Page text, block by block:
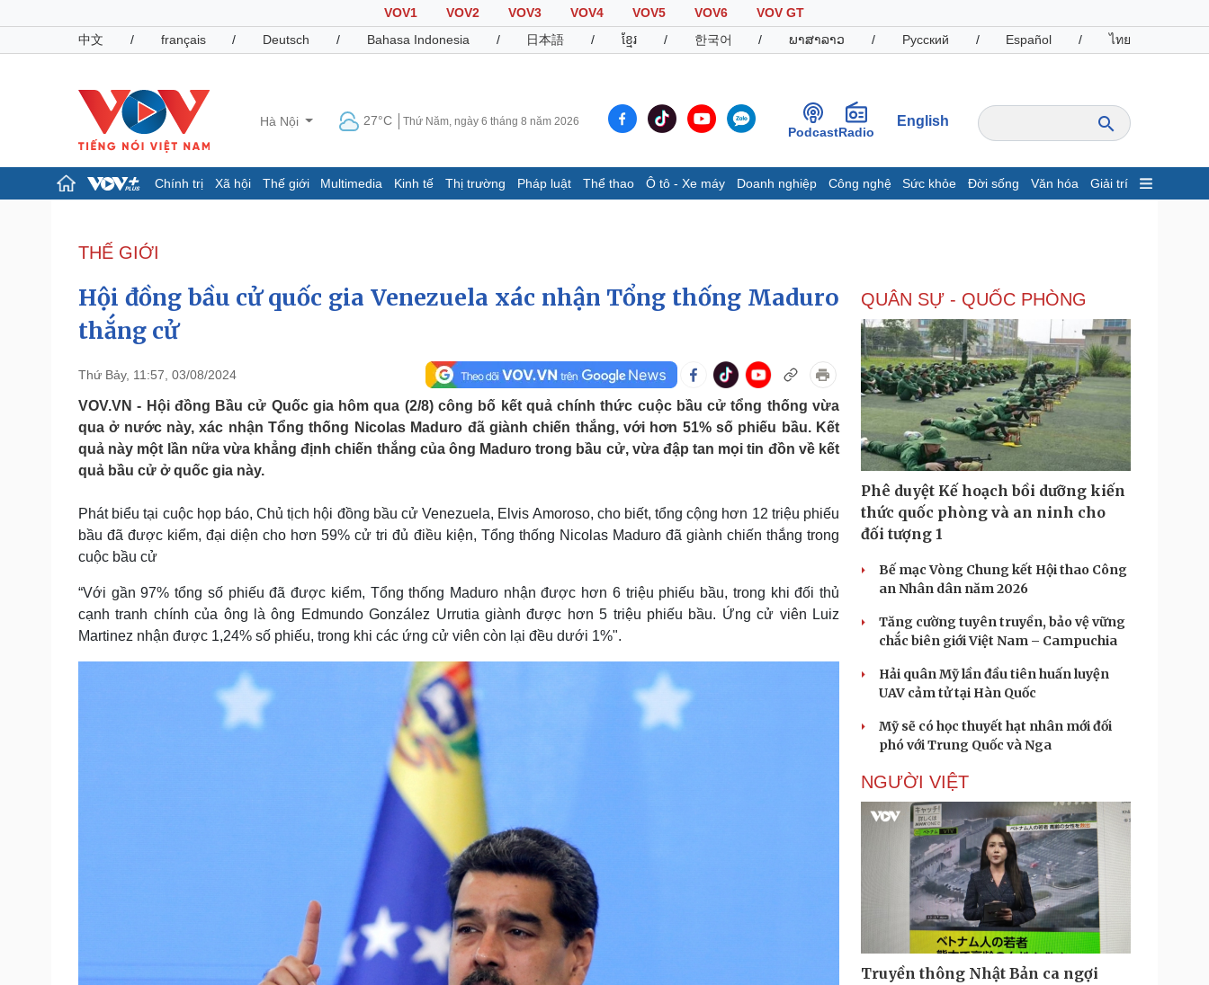
VOV1 VOV2 VOV3 VOV4 VOV5 VOV6
VOV GT
中文
/ français / Deutsch / Bahasa Indonesia / 日本語 / ខ្មែរ / 한국어 / ພາສາລາວ / Русский / Español / ไทย
Hà Nội 27°C Thứ Năm, ngày 6 tháng 8 năm 2026
PodcastRadio
English
Chính trị Xã hội Thế giới Multimedia Kinh tế Thị trường Pháp luật Thể thao Ô tô - Xe máy Doanh nghiệp Công nghệ Sức khỏe Đời sống Văn hóa Giải trí
Đảng
Tổ chức nhân sự
Nhận diện sự thật
Giáo dục
Dấu ấn VOV
E-Magazine
Infographic
Chứng khoán
Giá cà phê
Pháp luật
Tin nóng
Tư vấn luật
Việt Nam
Phân tích
Thể thao
Lịch thi đấu bóng đá
Thế giới thể thao
eSports
Ô tô - Xe máy
Xe máy
Tư vấn
Doanh nghiệp
Thông tin doanh nghiệp
Doanh nghiệp 24h
Doanh nhân
Vì cộng đồng
Công nghệ
Sành điệu
Tin Công nghệ
Trải nghiệm
Chuyển đổi số
Dinh dưỡng - món ngon
Cây thuốc
Sản phụ khoa
Nam khoa
Làm đẹp - giảm cân
Phòng mạch online
Nhà đẹp
Blog
Sân khấu - Điện ảnh
Văn học
Nghệ sĩ
Thời trang
Tư vấn
Săn Tour
Podcast
Câu chuyện thời sự
Cửa sổ tình yêu
Kể chuyện cho bé
THẾ GIỚI
Hội đồng bầu cử quốc gia Venezuela xác nhận Tổng thống Maduro
thắng cử
Thứ Bảy, 11:57, 03/08/2024
VOV.VN - Hội đồng Bầu cử Quốc gia hôm qua (2/8) công bố kết quả chính thức cuộc bầu cử tổng thống vừa
qua ở nước này, xác nhận Tổng thống Nicolas Maduro đã giành chiến thắng, với hơn 51% số phiếu bầu. Kết
quả này một lần nữa vừa khẳng định chiến thắng của ông Maduro trong bầu cử, vừa đập tan mọi tin đồn về kết
quả bầu cử ở quốc gia này.
Phát biểu tại cuộc họp báo, Chủ tịch hội đồng bầu cử Venezuela, Elvis Amoroso, cho biết, tổng cộng hơn 12 triệu phiếu
bầu đã được kiểm, đại diện cho hơn 59% cử tri đủ điều kiện, Tổng thống Nicolas Maduro đã giành chiến thắng trong
cuộc bầu cử
“Với gần 97% tổng số phiếu đã được kiểm, Tổng thống Maduro nhận được hơn 6 triệu phiếu bầu, trong khi đối thủ
cạnh tranh chính của ông là ông Edmundo González Urrutia giành được hơn 5 triệu phiếu bầu. Ứng cử viên Luiz
Martinez nhận được 1,24% số phiếu, trong khi các ứng cử viên còn lại đều dưới 1%".
QUÂN SỰ - QUỐC PHÒNG
Phê duyệt Kế hoạch bồi dưỡng kiến
thức quốc phòng và an ninh cho
đối tượng 1
Bế mạc Vòng Chung kết Hội thao Công
an Nhân dân năm 2026
Tăng cường tuyên truyền, bảo vệ vững
chắc biên giới Việt Nam – Campuchia
Hải quân Mỹ lần đầu tiên huấn luyện
UAV cảm tử tại Hàn Quốc
Mỹ sẽ có học thuyết hạt nhân mới đối
phó với Trung Quốc và Nga
NGƯỜI VIỆT
Truyền thông Nhật Bản ca ngợi